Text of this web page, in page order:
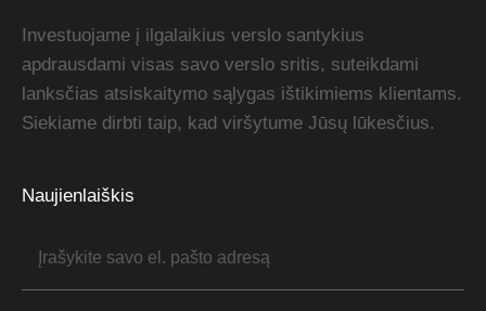
Investuojame į ilgalaikius verslo santykius
apdrausdami visas savo verslo sritis, suteikdami
lanksčias atsiskaitymo sąlygas ištikimiems klientams.
Siekiame dirbti taip, kad viršytume Jūsų lūkesčius.
Naujienlaiškis